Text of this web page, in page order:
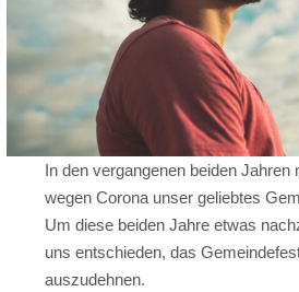
In den vergangenen beiden Jahren
wegen Corona unser geliebtes
Um diese beiden Jahre etwas
uns entschieden, das
auszudehnen.